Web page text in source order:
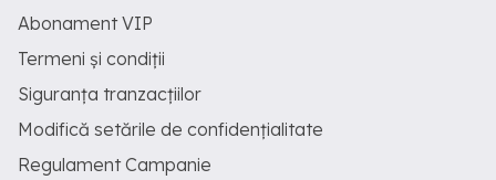
Abonament VIP
Termeni și condiții
Siguranța tranzacțiilor
Modifică setările de confidențialitate
Regulament Campanie